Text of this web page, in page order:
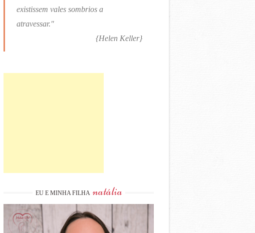
existissem vales sombrios a
atravessar."
{Helen Keller}
EU E MINHA FILHA natália